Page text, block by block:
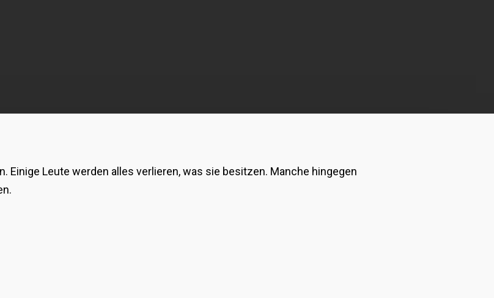
Einige Leute werden alles verlieren, was sie besitzen. Manche hingegen